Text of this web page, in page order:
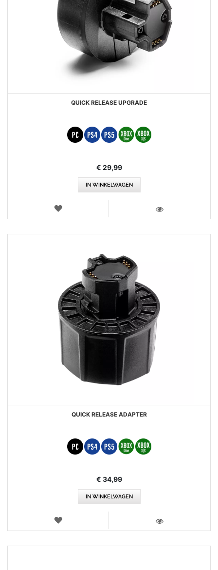
QUICK RELEASE UPGRADE
€ 29,99
IN WINKELWAGEN
VERLANGLIJST
QUICK RELEASE ADAPTER
€ 34,99
IN WINKELWAGEN
VERLANGLIJST